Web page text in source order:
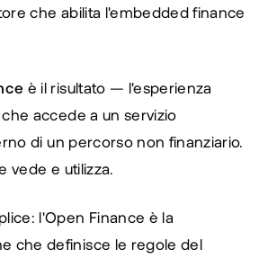
che abilita l'embedded finance
è il risultato — l'esperienza
accede a un servizio
di un percorso non finanziario.
vede e utilizza.
l'Open Finance è la
che definisce le regole del